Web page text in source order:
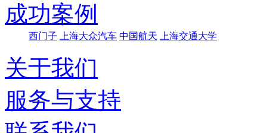
成功案例
西门子 上海大众汽车 中国航天 上海交通大学
关于我们
服务与支持